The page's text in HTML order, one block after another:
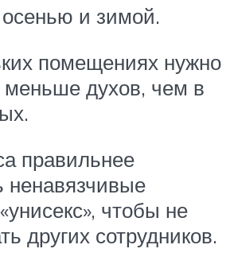
и зимой.
помещениях нужно
меньше духов, чем в
правильнее
ненавязчивые
чтобы не
других сотрудников.